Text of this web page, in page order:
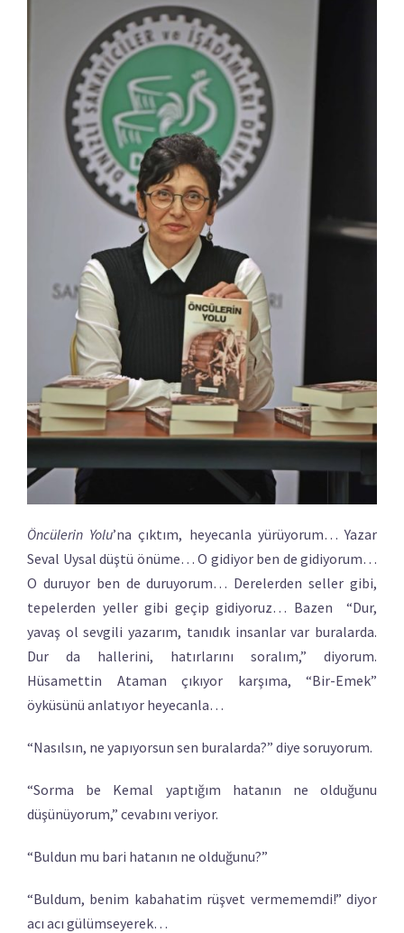
Öncülerin Yolu’na çıktım, heyecanla yürüyorum… Yazar
Seval Uysal düştü önüme… O gidiyor ben de gidiyorum…
O duruyor ben de duruyorum… Derelerden seller gibi,
tepelerden yeller gibi geçip gidiyoruz… Bazen “Dur,
yavaş ol sevgili yazarım, tanıdık insanlar var buralarda.
Dur da hallerini, hatırlarını soralım,” diyorum.
Hüsamettin Ataman çıkıyor karşıma, “Bir-Emek”
öyküsünü anlatıyor heyecanla…
“Nasılsın, ne yapıyorsun sen buralarda?” diye soruyorum.
“Sorma be Kemal yaptığım hatanın ne olduğunu
düşünüyorum,” cevabını veriyor.
“Buldun mu bari hatanın ne olduğunu?”
“Buldum, benim kabahatim rüşvet vermememdi!” diyor
acı acı gülümseyerek…